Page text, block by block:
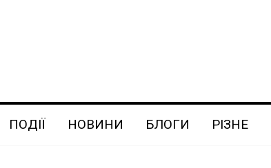
ПОДІЇ НОВИНИ БЛОГИ РІЗНЕ